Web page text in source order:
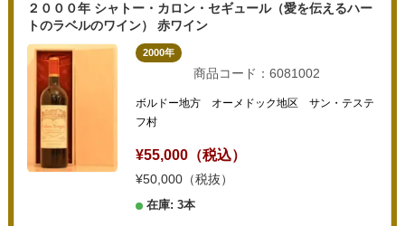
２０００年 シャトー・カロン・セギュール（愛を伝えるハー
トのラベルのワイン） 赤ワイン
2000年
商品コード：6081002
ボルドー地方 オーメドック地区 サン・テステ
フ村
¥55,000（税込）
¥50,000（税抜）
在庫: 3本